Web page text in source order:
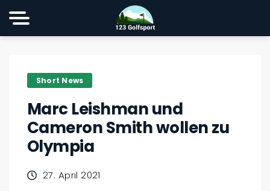
Short News
Marc Leishman und
Cameron Smith wollen zu
Olympia
27. April 2021